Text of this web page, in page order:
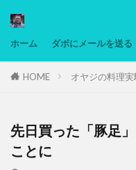
ホーム ダボにメールを送る
HOME オヤジの料理実
先日買った「豚足
ことに
タグ
低温調理・スロー